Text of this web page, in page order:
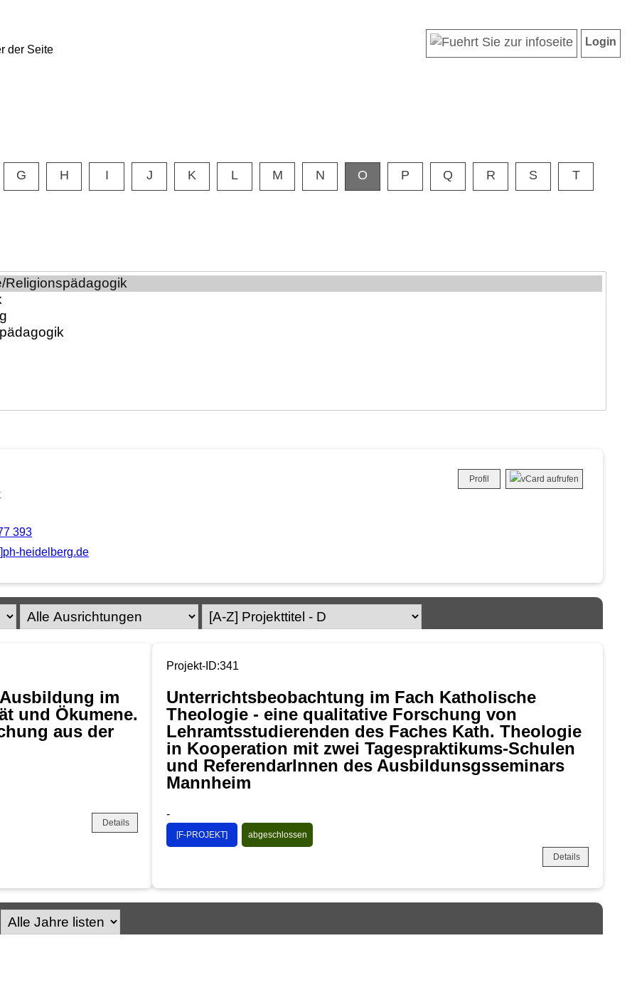
Login
G H I J K L M N O P Q R S T
393
heidelberg.de
Profil
im
und Ökumene.
aus der
Details
Projekt-ID:341
Unterrichtsbeobachtung im Fach Katholische
Theologie - eine qualitative Forschung von
Lehramtsstudierenden des Faches Kath. Theologie
in Kooperation mit zwei Tagespraktikums-Schulen
und ReferendarInnen des Ausbildunsgsseminars
Mannheim
-
[F-PROJEKT] abgeschlossen
Details